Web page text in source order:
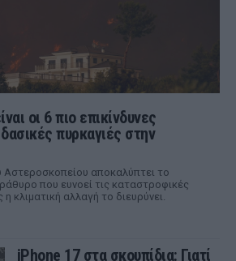
οι 6 πιο επικίνδυνες
πυρκαγιές στην
Αστεροσκοπείου αποκαλύπτει το
που ευνοεί τις καταστροφικές
κλιματική αλλαγή το διευρύνει.
iPhone 17 στα σκουπίδια: Γιατί